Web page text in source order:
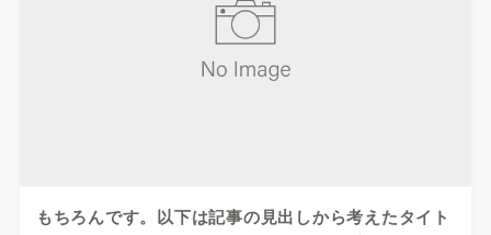
もちろんです。以下は記事の見出しから考えたタイト